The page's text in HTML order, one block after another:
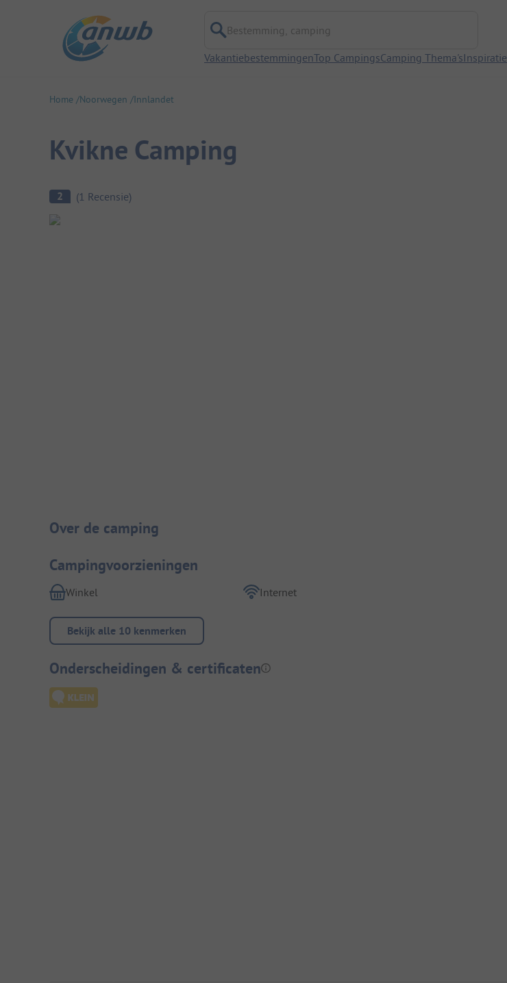
Bestemming, camping
VakantiebestemmingenTop CampingsCamping Thema'sInspiratie
Home Noorwegen Innlandet
Kvikne Camping
Camping overzicht
2 (1 Recensie)
Camping introductie
Over de camping
Campingvoorzieningen
Winkel Internet
Bekijk alle 10 kenmerken
Onderscheidingen & certificaten